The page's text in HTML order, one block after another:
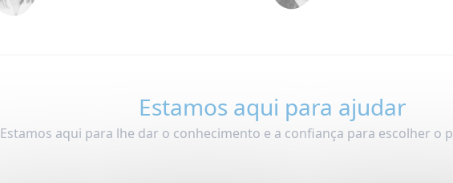
Estamos aqui para ajudar
Estamos aqui para lhe dar o conhecimento e a confiança para escolher o